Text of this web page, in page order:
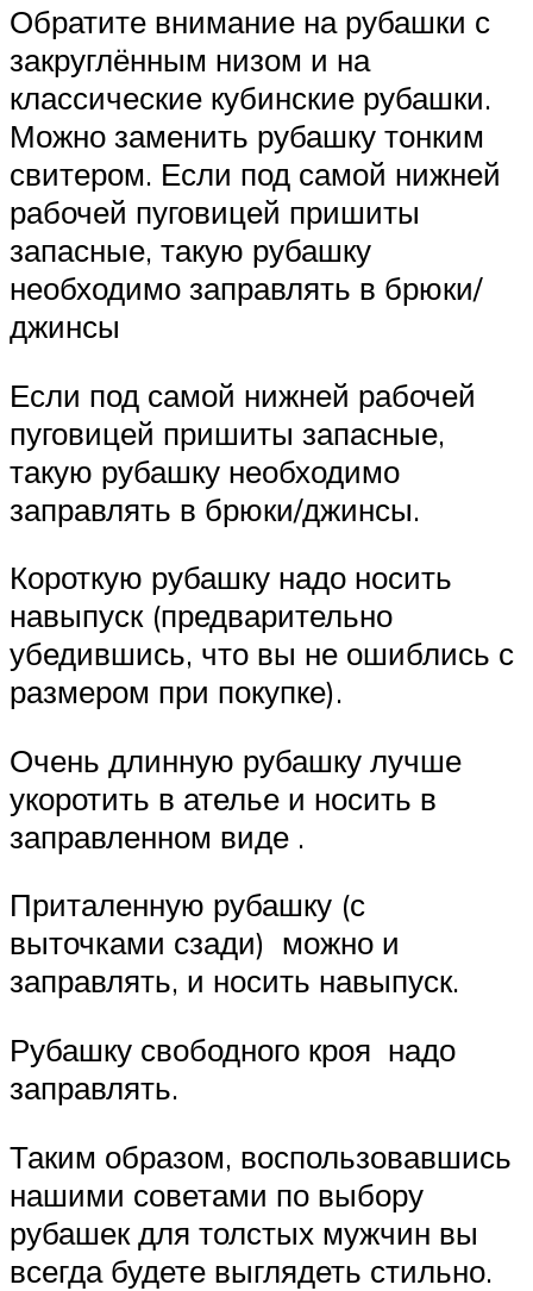
Обратите внимание на рубашки с
закруглённым низом и на
классические кубинские рубашки.
Можно заменить рубашку тонким
свитером. Если под самой нижней
рабочей пуговицей пришиты
запасные, такую рубашку
необходимо заправлять в брюки/
джинсы
Если под самой нижней рабочей
пуговицей пришиты запасные,
такую рубашку необходимо
заправлять в брюки/джинсы.
Короткую рубашку надо носить
навыпуск (предварительно
убедившись, что вы не ошиблись с
размером при покупке).
Очень длинную рубашку лучше
укоротить в ателье и носить в
заправленном виде .
Приталенную рубашку (с
выточками сзади) можно и
заправлять, и носить навыпуск.
Рубашку свободного кроя надо
заправлять.
Таким образом, воспользовавшись
нашими советами по выбору
рубашек для толстых мужчин вы
всегда будете выглядеть стильно.